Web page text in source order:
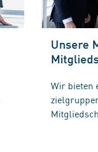
Unsere
Wir bieten